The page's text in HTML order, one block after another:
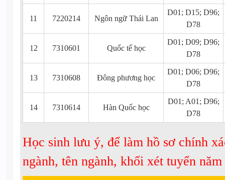
11 7220214 Ngôn ngữ Thái Lan
D01; D15; D96;
D78
12 7310601 Quốc tế học
D01; D09; D96;
D78
13 7310608 Đông phương học
D01; D06; D96;
D78
14 7310614 Hàn Quốc học
D01; A01; D96;
D78
Học sinh lưu ý, để làm hồ sơ chính
ngành, tên ngành, khối xét tuyển